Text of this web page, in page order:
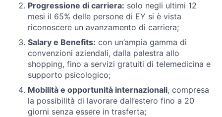
Progressione di carriera: solo negli ultimi 12
mesi il 65% delle persone di EY si è vista
riconoscere un avanzamento di carriera;
Salary e Benefits: con un’ampia gamma di
convenzioni aziendali, dalla palestra allo
shopping, fino a servizi gratuiti di telemedicina e
supporto psicologico;
Mobilità e opportunità internazionali, compresa
la possibilità di lavorare dall’estero fino a 20
giorni senza essere in trasferta;